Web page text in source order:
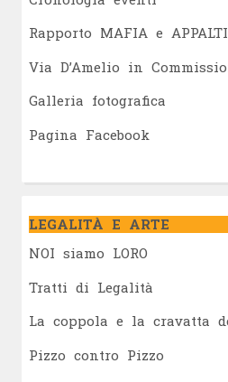
Rapporto MAFIA e APPALTI
Via D’Amelio in
Galleria fotografica
Pagina Facebook
LEGALITÀ E ARTE
NOI siamo LORO
Tratti di Legalità
La coppola e la cravatta
Pizzo contro Pizzo